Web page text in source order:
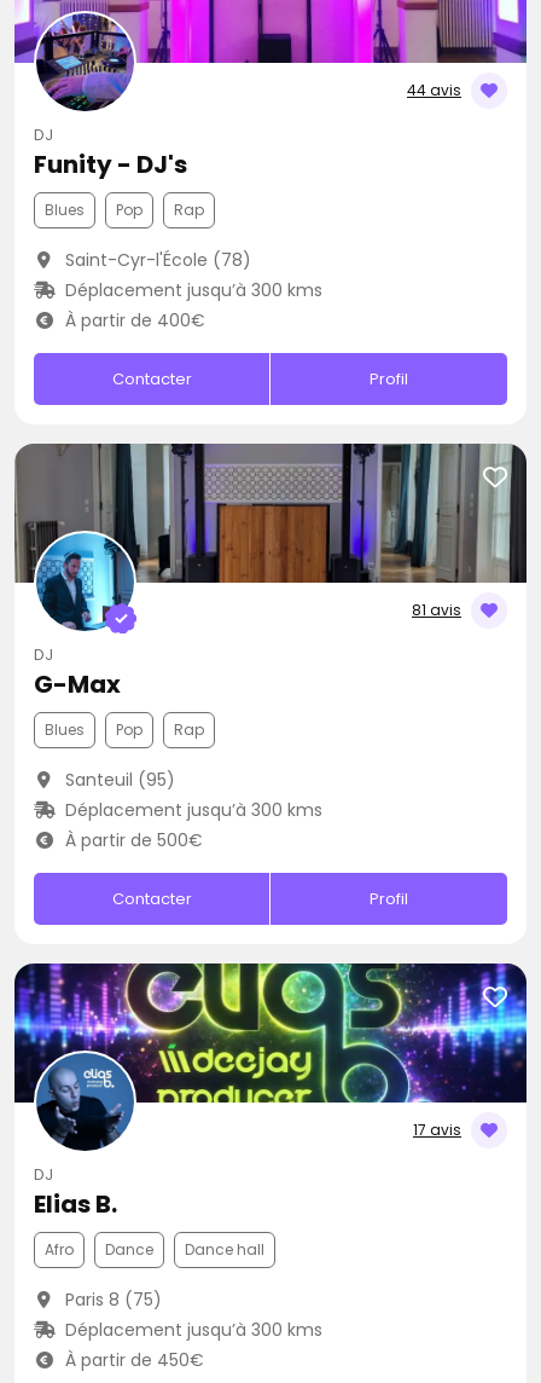
44 avis
DJ
Funity - DJ's
Blues Pop Rap
Saint-Cyr-l'École (78)
Déplacement jusqu’à 300 kms
À partir de 400€
Contacter Profil
81 avis
DJ
G-Max
Blues Pop Rap
Santeuil (95)
Déplacement jusqu’à 300 kms
À partir de 500€
Contacter Profil
17 avis
DJ
Elias B.
Afro Dance Dance hall
Paris 8 (75)
Déplacement jusqu’à 300 kms
À partir de 450€